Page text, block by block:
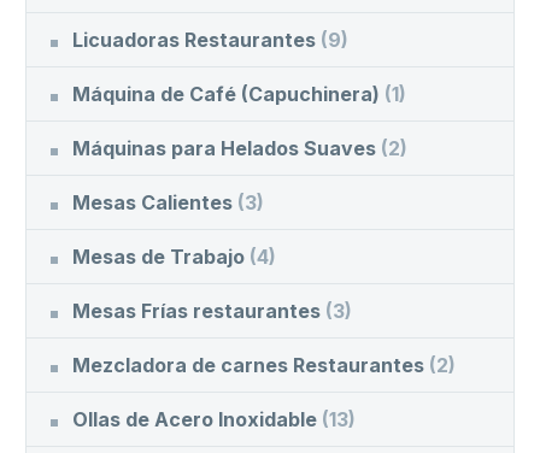
Licuadoras Restaurantes (9)
Máquina de Café (Capuchinera) (1)
Máquinas para Helados Suaves (2)
Mesas Calientes (3)
Mesas de Trabajo (4)
Mesas Frías restaurantes (3)
Mezcladora de carnes Restaurantes (2)
Ollas de Acero Inoxidable (13)